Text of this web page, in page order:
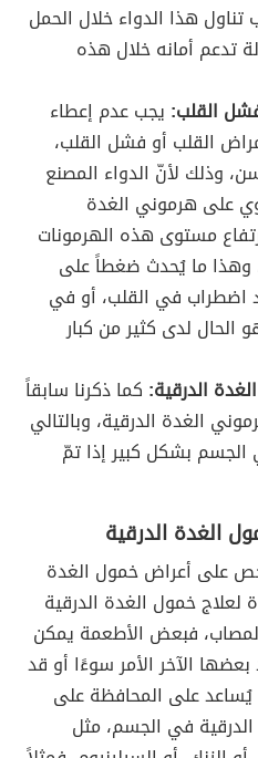
هذا الدواء خلال الحمل
تدعم أمانه خلال هذه
القلب: يجب عدم إعطاء
القلب أو فشل القلب،
وذلك لأنّ الدواء المصنع
على هرموني الغدة
مستوى هذه الهرمونات
ما يُحدث ضغطاً على
اضطراب في القلب، أو في
الحال لدى كثير من كبار
الدرقية: كما ذكرنا سابقاً
الغدة الدرقية، وبالتالي
بشكل كبير إذا تمّ
الغدة الدرقية
على أعراض خمول الغدة
لعلاج خمول الغدة الدرقية
المصاب، فبعض الأطعمة يمكن
الآخر الأمر سوءًا أو قد
يُساعد على المحافظة على
في الجسم، مثل